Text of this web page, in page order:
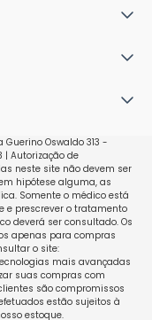
Guerino Oswaldo 313 -
| Autorização de
neste site não devem ser
hipótese alguma, as
Somente o médico está
e prescrever o tratamento
deverá ser consultado. Os
apenas para compras
o site:
mais avançadas
suas compras com
são compromissos
estão sujeitos à
estoque.